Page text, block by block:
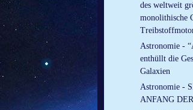
des weltweit
monolithische
Astronomie -
enthüllt die
Galaxien
Astronomie -
ANFANG